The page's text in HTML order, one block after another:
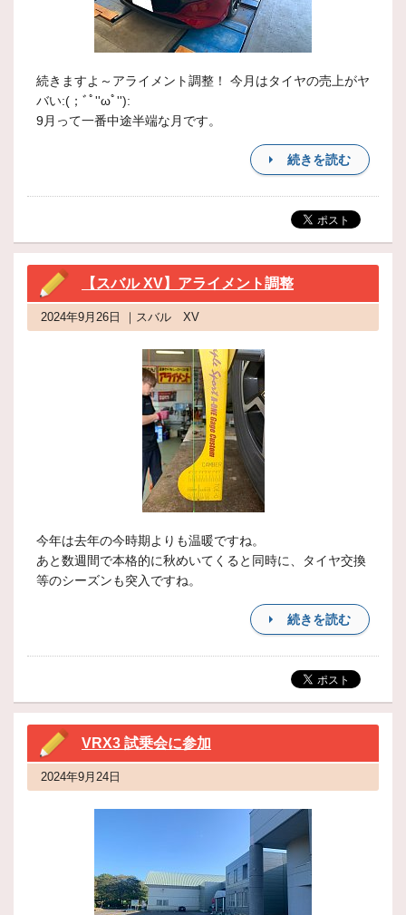
続きますよ～アライメント調整！ 今月はタイヤの売上がヤ
バい:(；ﾞﾟ''ωﾟ''):
9月って一番中途半端な月です。
続きを読む
【スバル XV】アライメント調整
2024年9月26日 ｜スバル XV
今年は去年の今時期よりも温暖ですね。
あと数週間で本格的に秋めいてくると同時に、タイヤ交換
等のシーズンも突入ですね。
続きを読む
VRX3 試乗会に参加
2024年9月24日